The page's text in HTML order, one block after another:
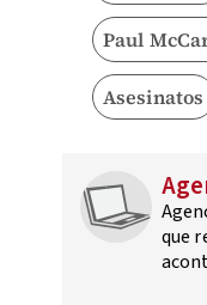
Paul
Asesinatos
que